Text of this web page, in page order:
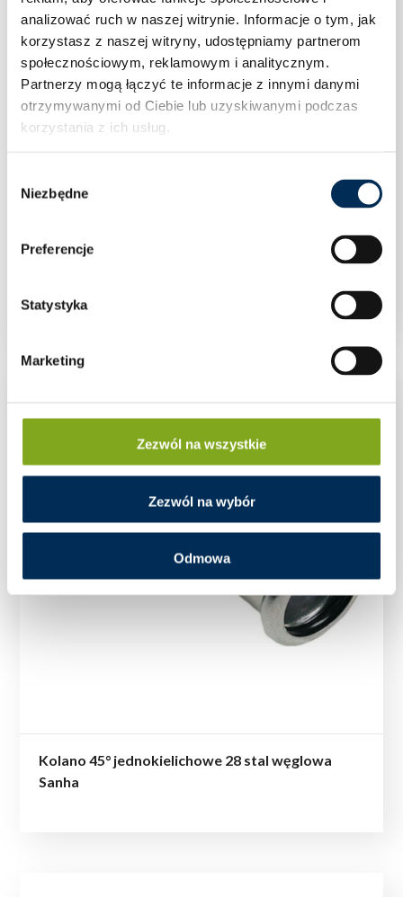
analizować ruch w naszej witrynie. Informacje o tym, jak
korzystasz z naszej witryny, udostępniamy partnerom
społecznościowym, reklamowym i analitycznym.
Partnerzy mogą łączyć te informacje z innymi danymi
otrzymywanymi od Ciebie lub uzyskiwanymi podczas
korzystania z ich usług.
zgody
Niezbędne
Preferencje
Statystyka
Marketing
Zezwól na wszystkie
Zezwól na wybór
Odmowa
Kolano 45° jednokielichowe 28 stal węglowa
Sanha